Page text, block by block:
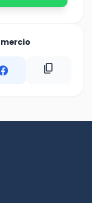
content_copy